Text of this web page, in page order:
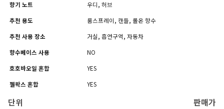
향기 노트
우디, 허브
추천 용도
룸스프레이, 캔들, 롤온 향수
추천 사용 장소
거실, 흡연구역, 자동차
향수베이스 사용
NO
호호바오일 혼합
YES
젤왁스 혼합
YES
단위
판매가